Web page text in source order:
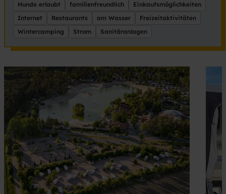
Hunde erlaubt familienfreundlich
Einkaufsmöglichkeiten
Internet
Restaurants am Wasser
Freizeitaktivitäten
Wintercamping
Strom Sanitäranlagen